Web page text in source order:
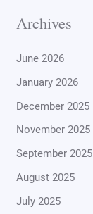
Archives
June 2026
January 2026
December 2025
November 2025
September 2025
August 2025
July 2025